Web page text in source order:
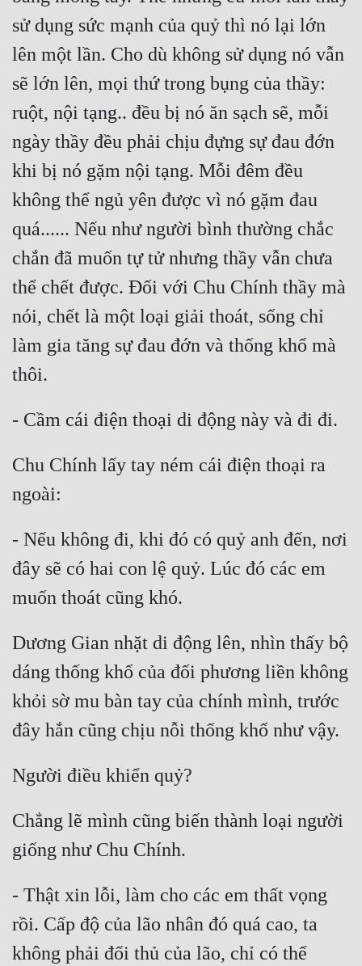
sử dụng sức mạnh của quỷ thì nó lại lớn
lên một lần. Cho dù không sử dụng nó vẫn
sẽ lớn lên, mọi thứ trong bụng của thầy:
ruột, nội tạng.. đều bị nó ăn sạch sẽ, mỗi
ngày thầy đều phải chịu đựng sự đau đớn
khi bị nó gặm nội tạng. Mỗi đêm đều
không thể ngủ yên được vì nó gặm đau
quá...... Nếu như người bình thường chắc
chắn đã muốn tự tử nhưng thầy vẫn chưa
thể chết được. Đối với Chu Chính thầy mà
nói, chết là một loại giải thoát, sống chỉ
làm gia tăng sự đau đớn và thống khổ mà
Chu Chính lấy tay ném cái điện thoại ra
- Nếu không đi, khi đó có quỷ anh đến, nơi
đây sẽ có hai con lệ quỷ. Lúc đó các em
Dương Gian nhặt di động lên, nhìn thấy bộ
dáng thống khổ của đối phương liền không
khỏi sờ mu bàn tay của chính mình, trước
Chẳng lẽ mình cũng biến thành loại người
- Thật xin lỗi, làm cho các em thất vọng
rồi. Cấp độ của lão nhân đó quá cao, ta
không phải đối thủ của lão, chỉ có thể